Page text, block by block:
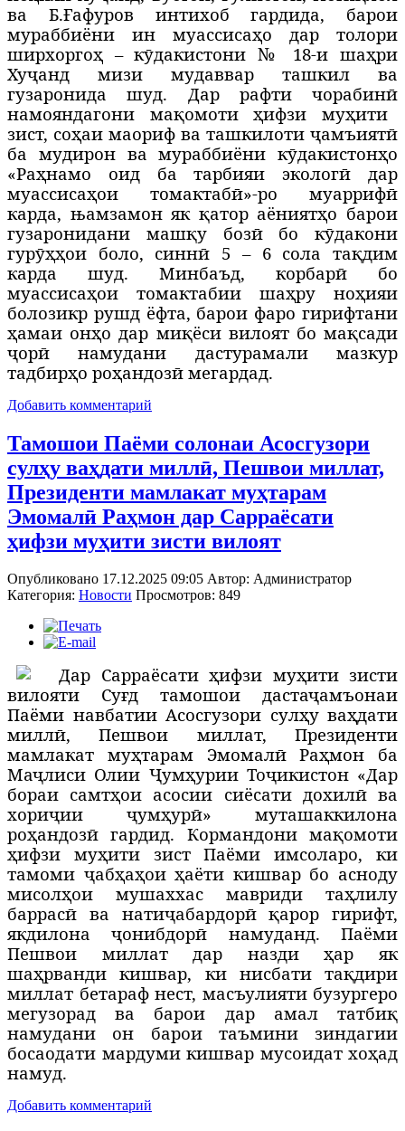
ва Б.Ғафуров интихоб гардида, барои
мураббиёни ин муассисаҳо дар толори
ширхоргоҳ – кӯдакистони № 18-и шаҳри
Хуҷанд мизи мудаввар ташкил ва
гузаронида шуд. Дар рафти чорабинӣ
намояндагони мақомоти ҳифзи муҳити
зист, соҳаи маориф ва ташкилоти ҷамъиятӣ
ба мудирон ва мураббиёни кӯдакистонҳо
«Раҳнамо оид ба тарбияи экологӣ дар
муассисаҳои томактабӣ»-ро муаррифӣ
карда, њамзамон як қатор аёниятҳо барои
гузаронидани машқу бозӣбо кӯдакони
гурӯҳҳои боло, синнӣ 5 – 6 сола тақдим
карда шуд. Минбаъд, корбарӣ бо
муассисаҳои томактабии шаҳру ноҳияи
болозикр рушд ёфта, барои фаро гирифтани
ҳамаи онҳо дар миқёси вилоят бо мақсади
ҷорӣ намудани дастурамали мазкур
тадбирҳо роҳандозӣ мегардад.
Добавить комментарий
Тамошои Паёми солонаи Асосгузори
сулҳу ваҳдати миллӣ, Пешвои миллат,
Президенти мамлакат муҳтарам
Эмомалӣ Раҳмон дар Сарраёсати
ҳифзи муҳити зисти вилоят
Опубликовано 17.12.2025 09:05 Автор: Администратор
Категория: Новости Просмотров: 849
Дар Сарраёсати ҳифзи муҳити зисти
вилояти Суғд тамошои дастаҷамъонаи
Паёми навбатии Асосгузори сулҳу ваҳдати
миллӣ, Пешвои миллат, Президенти
мамлакат муҳтарам Эмомалӣ Раҳмон ба
Маҷлиси Олии Ҷумҳурии Тоҷикистон «Дар
бораи самтҳои асосии сиёсати дохилӣ ва
хориҷии ҷумҳурӣ» муташаккилона
роҳандозӣ гардид. Кормандони мақомоти
ҳифзи муҳити зист Паёми имсоларо, ки
тамоми ҷабҳаҳои ҳаёти кишвар бо асноду
мисолҳои мушаххас мавриди таҳлилу
баррасӣ ва натиҷабардорӣ қарор гирифт,
якдилона ҷонибдорӣ намуданд. Паёми
Пешвои миллат дар назди ҳар як
шаҳрванди кишвар, ки нисбати тақдири
миллат бетараф нест, масъулияти бузургеро
мегузорад ва барои дар амал татбиқ
намудани он барои таъмини зиндагии
босаодати мардуми кишвар мусоидат хоҳад
намуд.
Добавить комментарий